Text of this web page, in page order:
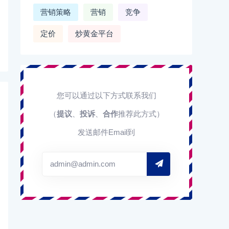
营销策略 营销 竞争
定价 炒黄金平台
您可以通过以下方式联系我们
（提议 投诉、 合作推荐此方式）
发送邮件Email到
admin@admin.com